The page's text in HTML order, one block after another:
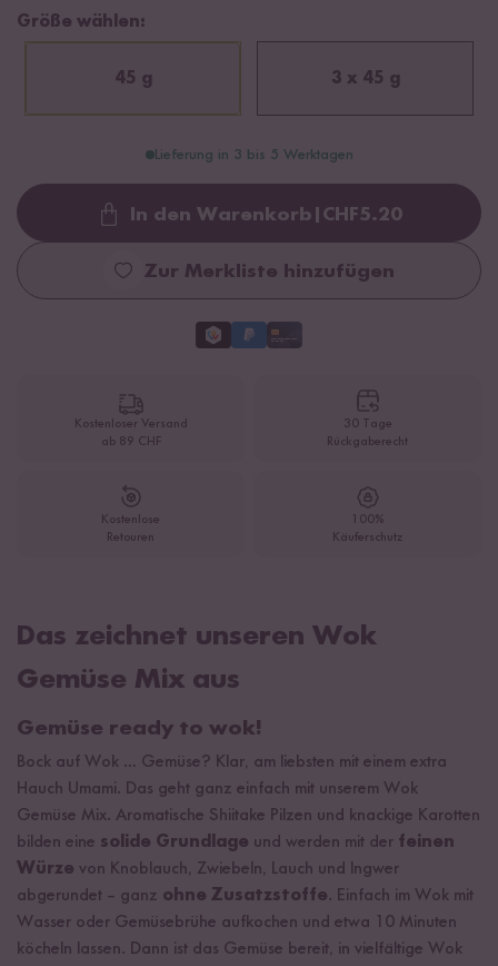
Größe wählen:
45 g 3 x 45 g
Lieferung in 3 bis 5 Werktagen
Loading...
In den Warenkorb CHF5.20
Zur Merkliste hinzufügen
Kostenloser Versand
ab 89 CHF
30 Tage
Rückgaberecht
Kostenlose
Retouren
100%
Käuferschutz
Das zeichnet unseren Wok
Gemüse Mix aus
Gemüse ready to wok!
Bock auf Wok … Gemüse? Klar, am liebsten mit einem extra
Hauch Umami. Das geht ganz einfach mit unserem Wok
Gemüse Mix. Aromatische Shiitake Pilzen und knackige Karotten
bilden eine solide Grundlage und werden mit der feinen
Würze von Knoblauch, Zwiebeln, Lauch und Ingwer
abgerundet – ganz ohne Zusatzstoffe. Einfach im Wok mit
Wasser oder Gemüsebrühe aufkochen und etwa 10 Minuten
köcheln lassen. Dann ist das Gemüse bereit, in vielfältige Wok